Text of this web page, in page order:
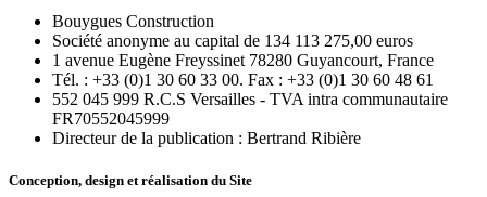
Bouygues Construction
Société anonyme au capital de 134 113 275,00 euros
1 avenue Eugène Freyssinet 78280 Guyancourt, France
Tél. : +33 (0)1 30 60 33 00. Fax : +33 (0)1 30 60 48 61
552 045 999 R.C.S Versailles - TVA intra communautaire
FR70552045999
Directeur de la publication : Bertrand Ribière
Conception, design et réalisation du Site